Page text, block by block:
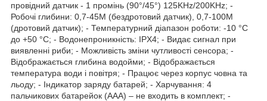
провідний датчик - 1 промінь (90°/45°) 125KHz/200KHz; -
Робочі глибини: 0,7-45М (бездротовий датчик), 0,7-100М
(дротовий датчик); - Температурний діапазон роботи: -10 °C
до +50 °C; - Водонепроникність: IPX4; - Видає сигнал при
виявленні риби; - Можливість зміни чутливості сенсора; -
Відображається глибина водойми; - Відображається
температура води і повітря; - Працює через корпус човна та
льоду; - Індикатор заряду батарей; - Харчування: 4
пальчикових батарейок (ААА) – не входить в комплект; -